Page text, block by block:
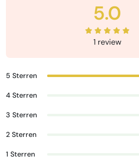
5.0
1 review
5 Sterren
4 Sterren
3 Sterren
2 Sterren
1 Sterren